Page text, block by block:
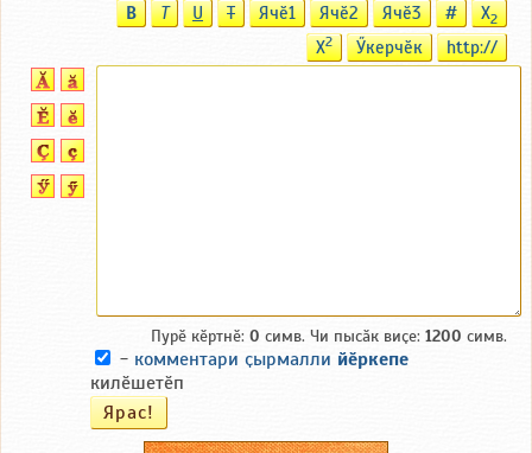
B T U T Ячӗ1 Ячӗ2 Ячӗ3 # X2
X2 Ӳкерчӗк http://
Пурӗ кӗртнӗ: 0 симв. Чи пысӑк виҫе: 1200 симв.
- комментари ҫырмалли йӗркепе
килӗшетӗп